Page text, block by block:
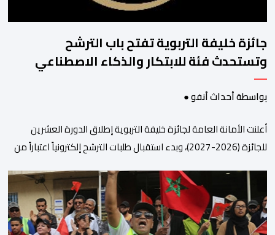
جائزة خليفة التربوية تفتح باب الترشح
وتستحدث فئة للابتكار والذكاء الاصطناعي
بواسطة أحداث أنفو ●
أعلنت الأمانة العامة لجائزة خليفة التربوية إطلاق الدورة العشرين
للجائزة (2026-2027)، وبدء استقبال طلبات الترشح إلكترونياً اعتباراً من
أهمية خاصة لتزامنها مع مرور عشرين عاماً على انطلاق الجائزة،
وتشهد للمرة الأولى استحداث فئة “الابتكار والذكاء الاصطناعي في
التعليم”، إلى جانب طرح 10 مجالات […]